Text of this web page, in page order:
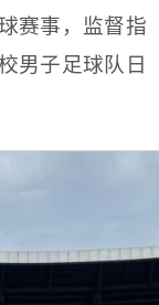
赛事，监督指
男子足球队日